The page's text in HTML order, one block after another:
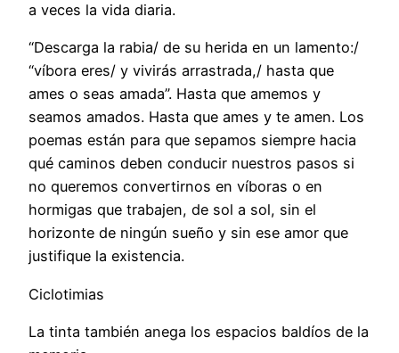
a veces la vida diaria.
“Descarga la rabia/ de su herida en un lamento:/
“víbora eres/ y vivirás arrastrada,/ hasta que
ames o seas amada”. Hasta que amemos y
seamos amados. Hasta que ames y te amen. Los
poemas están para que sepamos siempre hacia
qué caminos deben conducir nuestros pasos si
no queremos convertirnos en víboras o en
hormigas que trabajen, de sol a sol, sin el
horizonte de ningún sueño y sin ese amor que
justifique la existencia.
Ciclotimias
La tinta también anega los espacios baldíos de la